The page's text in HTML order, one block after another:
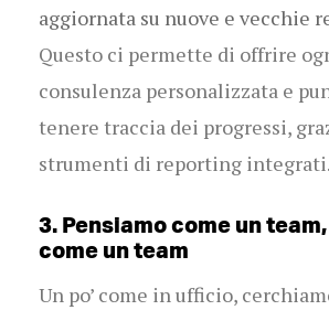
aggiornata su nuove e vecchie
Questo ci permette di offrire
consulenza personalizzata e
tenere traccia dei progressi,
strumenti di reporting integrati.
3. Pensiamo come un
come un team
Un po’ come in ufficio,